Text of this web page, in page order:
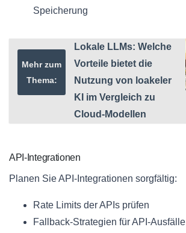
Speicherung
Mehr zum
Thema:
Lokale LLMs: Welche
Vorteile bietet die
Nutzung von loakeler
KI im Vergleich zu
Cloud-Modellen
API-Integrationen
Planen Sie API-Integrationen sorgfältig:
Rate Limits der APIs prüfen
Fallback-Strategien für API-Ausfälle